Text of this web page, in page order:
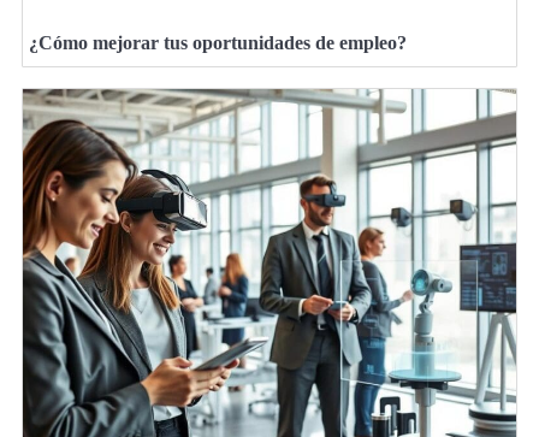
¿Cómo mejorar tus oportunidades de empleo?